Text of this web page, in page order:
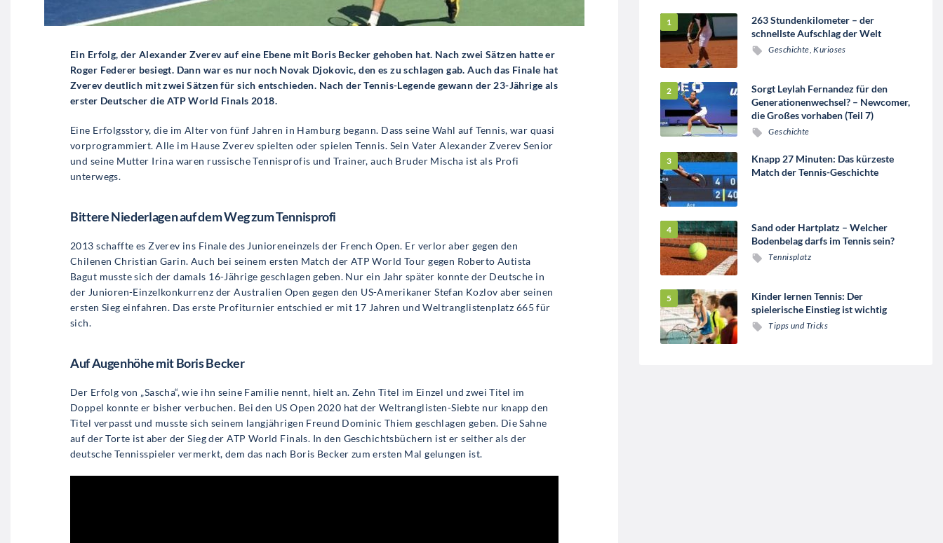
Ein Erfolg, der Alexander Zverev auf eine Ebene mit Boris Becker gehoben hat. Nach zwei Sätzen hatte er
Roger Federer besiegt. Dann war es nur noch Novak Djokovic, den es zu schlagen gab. Auch das Finale hat
Zverev deutlich mit zwei Sätzen für sich entschieden. Nach der Tennis-Legende gewann der 23-Jährige als
erster Deutscher die ATP World Finals 2018.
Eine Erfolgsstory, die im Alter von fünf Jahren in Hamburg begann. Dass seine Wahl auf Tennis, war quasi
vorprogrammiert. Alle im Hause Zverev spielten oder spielen Tennis. Sein Vater Alexander Zverev Senior
und seine Mutter Irina waren russische Tennisprofis und Trainer, auch Bruder Mischa ist als Profi
unterwegs.
Bittere Niederlagen auf dem Weg zum Tennisprofi
2013 schaffte es Zverev ins Finale des Junioreneinzels der French Open. Er verlor aber gegen den
Chilenen Christian Garin. Auch bei seinem ersten Match der ATP World Tour gegen Roberto Autista
Bagut musste sich der damals 16-Jährige geschlagen geben. Nur ein Jahr später konnte der Deutsche in
der Junioren-Einzelkonkurrenz der Australien Open gegen den US-Amerikaner Stefan Kozlov aber seinen
ersten Sieg einfahren. Das erste Profiturnier entschied er mit 17 Jahren und Weltranglistenplatz 665 für
sich.
Auf Augenhöhe mit Boris Becker
Der Erfolg von „Sascha“, wie ihn seine Familie nennt, hielt an. Zehn Titel im Einzel und zwei Titel im
Doppel konnte er bisher verbuchen. Bei den US Open 2020 hat der Weltranglisten-Siebte nur knapp den
Titel verpasst und musste sich seinem langjährigen Freund Dominic Thiem geschlagen geben. Die Sahne
auf der Torte ist aber der Sieg der ATP World Finals. In den Geschichtsbüchern ist er seither als der
deutsche Tennisspieler vermerkt, dem das nach Boris Becker zum ersten Mal gelungen ist.
263 Stundenkilometer – der
schnellste Aufschlag der Welt
Geschichte,Kurioses
Sorgt Leylah Fernandez für den
Generationenwechsel? – Newcomer,
die Großes vorhaben (Teil 7)
Geschichte
Knapp 27 Minuten: Das kürzeste
Match der Tennis-Geschichte
Sand oder Hartplatz – Welcher
Bodenbelag darfs im Tennis sein?
Tennisplatz
Kinder lernen Tennis: Der
spielerische Einstieg ist wichtig
Tipps und Tricks